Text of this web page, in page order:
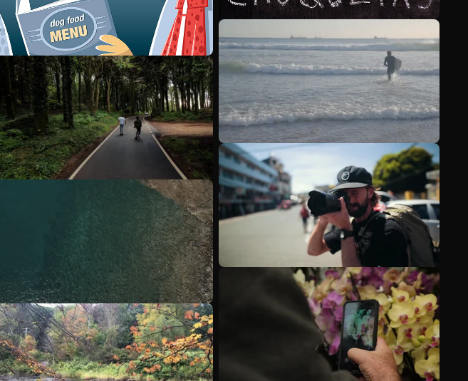
Voir plus